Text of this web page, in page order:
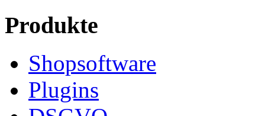
Produkte
Shopsoftware
Plugins